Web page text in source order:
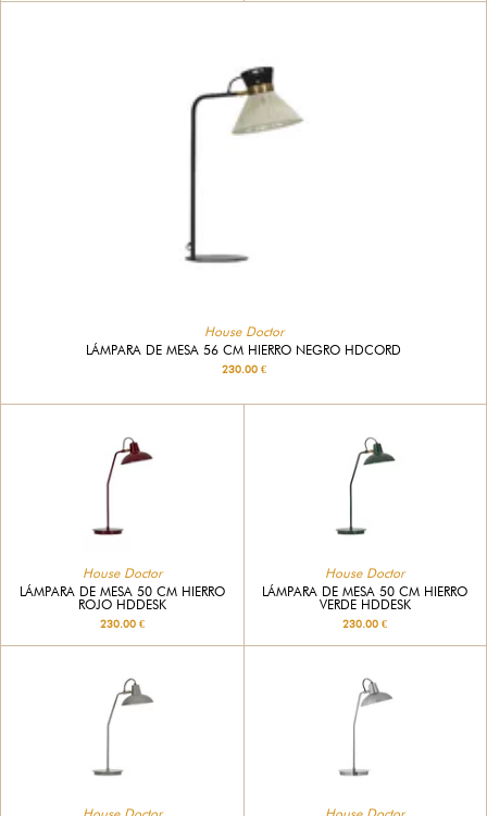
House Doctor
LÁMPARA DE MESA 56 CM HIERRO NEGRO HDCORD
230.00 €
House Doctor
LÁMPARA DE MESA 50 CM HIERRO
ROJO HDDESK
230.00 €
House Doctor
LÁMPARA DE MESA 50 CM HIERRO
VERDE HDDESK
230.00 €